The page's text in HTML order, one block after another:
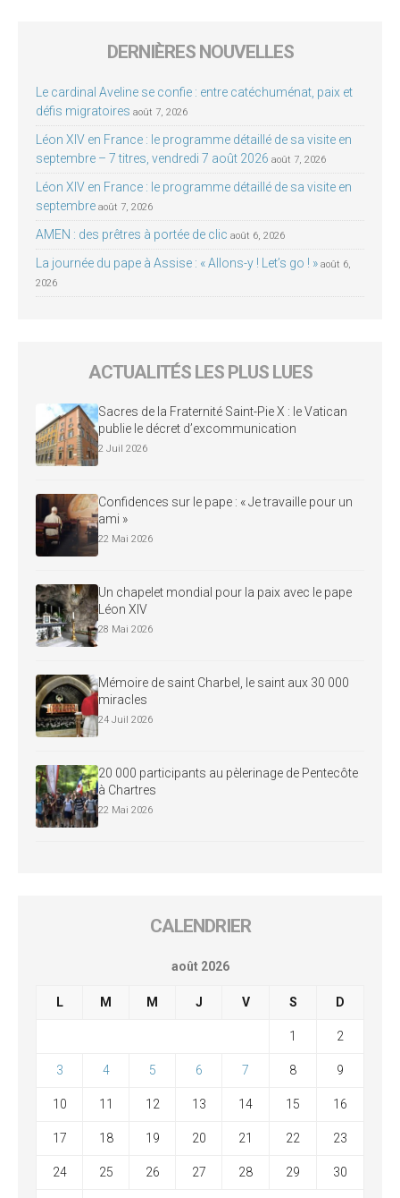
DERNIÈRES NOUVELLES
Le cardinal Aveline se confie : entre catéchuménat, paix et
défis migratoires août 7, 2026
Léon XIV en France : le programme détaillé de sa visite en
septembre – 7 titres, vendredi 7 août 2026 août 7, 2026
Léon XIV en France : le programme détaillé de sa visite en
septembre août 7, 2026
AMEN : des prêtres à portée de clic août 6, 2026
La journée du pape à Assise : « Allons-y ! Let’s go ! » août 6,
2026
ACTUALITÉS LES PLUS LUES
Sacres de la Fraternité Saint-Pie X : le Vatican
publie le décret d’excommunication
2 Juil 2026
Confidences sur le pape : « Je travaille pour un
ami »
22 Mai 2026
Un chapelet mondial pour la paix avec le pape
Léon XIV
28 Mai 2026
Mémoire de saint Charbel, le saint aux 30 000
miracles
24 Juil 2026
20 000 participants au pèlerinage de Pentecôte
à Chartres
22 Mai 2026
CALENDRIER
août 2026
L M M J V S D
1 2
3 4 5 6 7 8 9
10 11 12 13 14 15 16
17 18 19 20 21 22 23
24 25 26 27 28 29 30